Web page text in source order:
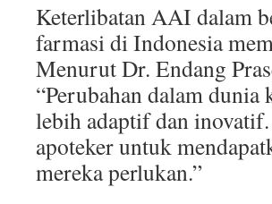
Keterlibatan AAI dalam
farmasi di Indonesia
Menurut Dr. Endang
“Perubahan dalam dunia
lebih adaptif dan
apoteker untuk
mereka perlukan.”